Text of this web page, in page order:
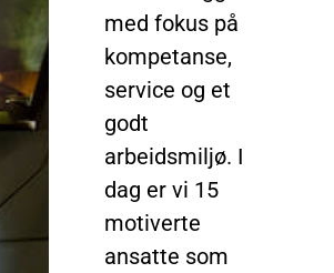
med fokus på
kompetanse,
service og et
godt
arbeidsmiljø. I
dag er vi 15
motiverte
ansatte som